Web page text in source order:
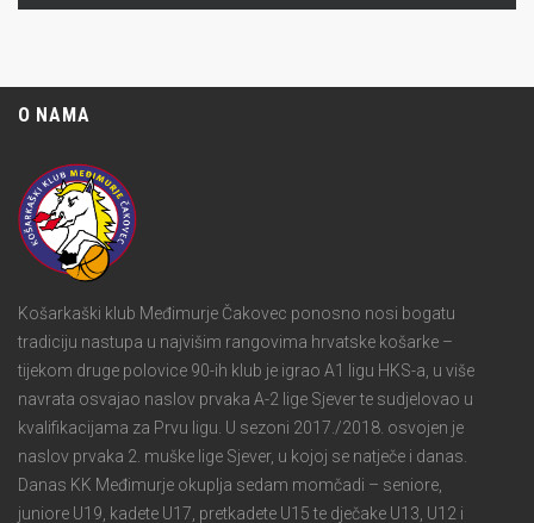
O NAMA
Košarkaški klub Međimurje Čakovec ponosno nosi bogatu
tradiciju nastupa u najvišim rangovima hrvatske košarke –
tijekom druge polovice 90-ih klub je igrao A1 ligu HKS-a, u više
navrata osvajao naslov prvaka A-2 lige Sjever te sudjelovao u
kvalifikacijama za Prvu ligu. U sezoni 2017./2018. osvojen je
naslov prvaka 2. muške lige Sjever, u kojoj se natječe i danas.
Danas KK Međimurje okuplja sedam momčadi – seniore,
juniore U19, kadete U17, pretkadete U15 te dječake U13, U12 i